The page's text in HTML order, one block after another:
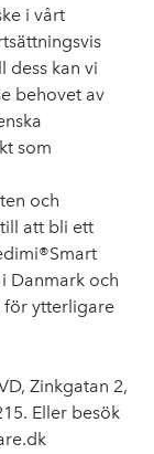
i vårt
dess kan vi
behovet av
som
och
att bli ett
Danmark och
för ytterligare
Zinkgatan 2,
Eller besök